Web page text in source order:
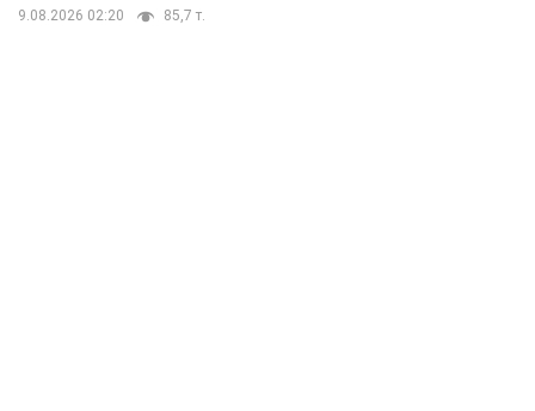
9.08.2026 02:20 85,7 т.